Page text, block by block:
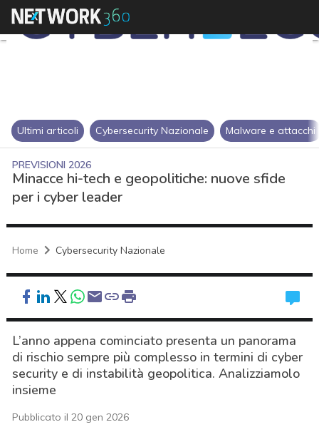
Ultimi articoli Cybersecurity Nazionale Malware e attacchi
PREVISIONI 2026
Minacce hi-tech e geopolitiche: nuove sfide
per i cyber leader
Home Cybersecurity Nazionale
L’anno appena cominciato presenta un panorama
di rischio sempre più complesso in termini di cyber
security e di instabilità geopolitica. Analizziamolo
insieme
Pubblicato il 20 gen 2026